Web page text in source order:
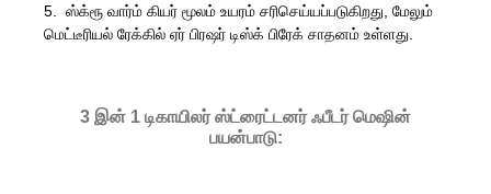
5. ஸ்க்ரூ வார்ம் கியர் மூலம் உயரம் சரிசெய்யப்படுகிறது, மேலும்
மெட்டீரியல் ரேக்கில் ஏர் பிரஷர் டிஸ்க் பிரேக் சாதனம் உள்ளது.
3 இன் 1 டிகாயிலர் ஸ்ட்ரைட்டனர் ஃபீடர் மெஷின்
பயன்பாடு: